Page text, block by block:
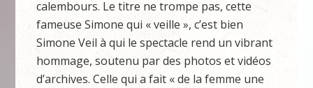
calembours. Le titre ne trompe pas, cette
fameuse Simone qui « veille », c’est bien
Simone Veil à qui le spectacle rend un vibrant
hommage, soutenu par des photos et vidéos
d’archives. Celle qui a fait « de la femme une